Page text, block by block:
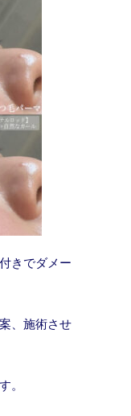
きでダメー
、施術させ
。